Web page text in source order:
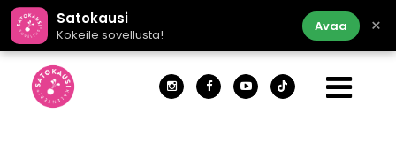
Satokausi
Kokeile sovellusta!
Avaa ×